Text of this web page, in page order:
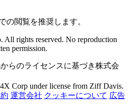
の閲覧を推奨します。
All rights reserved. No reproduction
permission.
らのライセンスに基づき株式会
Corp under license from Ziff Davis.
運営会社 クッキーについて 広告